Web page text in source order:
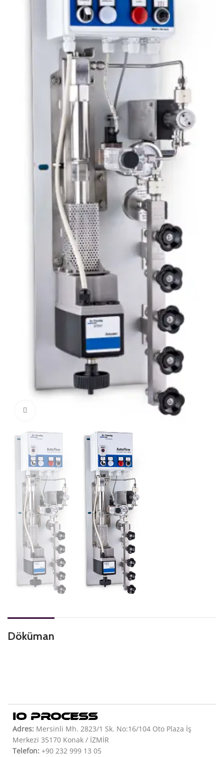
Döküman
IO PROCESS
Adres: Mersinli Mh. 2823/1 Sk. No:16/104 Oto Plaza İş
Merkezi 35170 Konak / İZMİR
Telefon: +90 232 999 13 05